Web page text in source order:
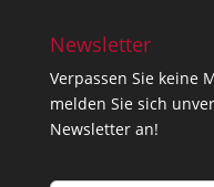
Newsletter
Verpassen Sie keine
melden Sie sich
Newsletter an!